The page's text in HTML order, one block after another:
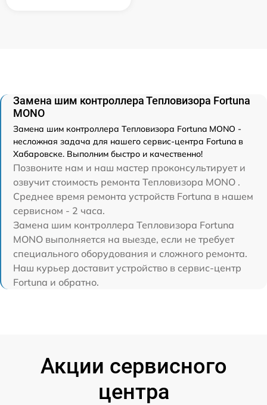
Замена шим контроллера Тепловизора Fortuna
MONO
Замена шим контроллера Тепловизора Fortuna MONO -
несложная задача для нашего сервис-центра Fortuna в
Хабаровске. Выполним быстро и качественно!
Позвоните нам и наш мастер проконсультирует и
озвучит стоимость ремонта Тепловизора MONO .
Среднее время ремонта устройств Fortuna в нашем
сервисном - 2 часа.
Замена шим контроллера Тепловизора Fortuna
MONO выполняется на выезде, если не требует
специального оборудования и сложного ремонта.
Наш курьер доставит устройство в сервис-центр
Fortuna и обратно.
Акции сервисного
центра